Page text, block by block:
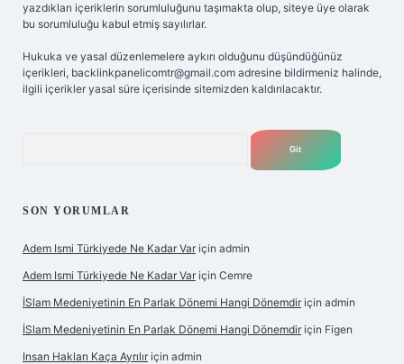
yazdıkları içeriklerin sorumluluğunu taşımakta olup, siteye üye olarak
bu sorumluluğu kabul etmiş sayılırlar.
Hukuka ve yasal düzenlemelere aykırı olduğunu düşündüğünüz
içerikleri, backlinkpanelicomtr@gmail.com adresine bildirmeniz halinde,
ilgili içerikler yasal süre içerisinde sitemizden kaldırılacaktır.
SON YORUMLAR
Adem Ismi Türkiyede Ne Kadar Var için admin
Adem Ismi Türkiyede Ne Kadar Var için Cemre
İSlam Medeniyetinin En Parlak Dönemi Hangi Dönemdir için admin
İSlam Medeniyetinin En Parlak Dönemi Hangi Dönemdir için Figen
Insan Hakları Kaça Ayrılır için admin